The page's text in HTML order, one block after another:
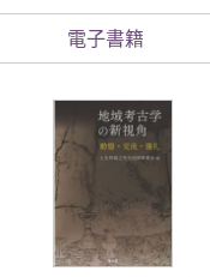
電子書籍